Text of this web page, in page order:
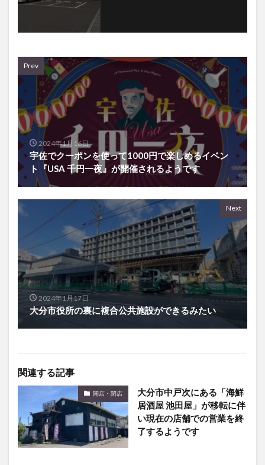
Prev
2024年1月16日
宇佐でクーポンを使って1000円で楽しめるイベン
ト『USA 千円一夜』が開催されるようです
Next
2024年1月17日
大分市役所の裏に複合公共施設ができるみたい
関連する記事
開店・閉店
大分市中戸次にある「海鮮
居酒屋 池田屋」が移転に伴
い現在の店舗での営業を終
了するようです